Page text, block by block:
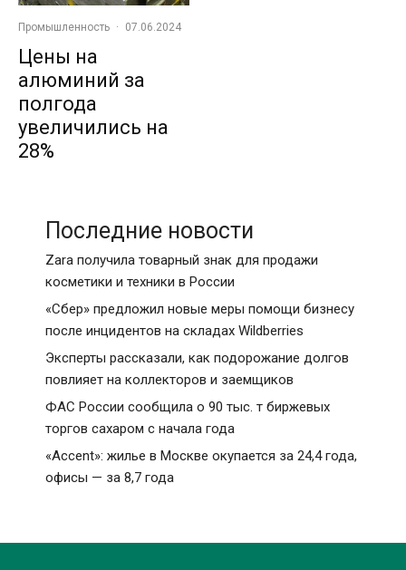
Промышленность · 07.06.2024
Цены на
алюминий за
полгода
увеличились на
28%
Последние новости
Zara получила товарный знак для продажи
косметики и техники в России
«Сбер» предложил новые меры помощи бизнесу
после инцидентов на складах Wildberries
Эксперты рассказали, как подорожание долгов
повлияет на коллекторов и заемщиков
ФАС России сообщила о 90 тыс. т биржевых
торгов сахаром с начала года
«Accent»: жилье в Москве окупается за 24,4 года,
офисы — за 8,7 года